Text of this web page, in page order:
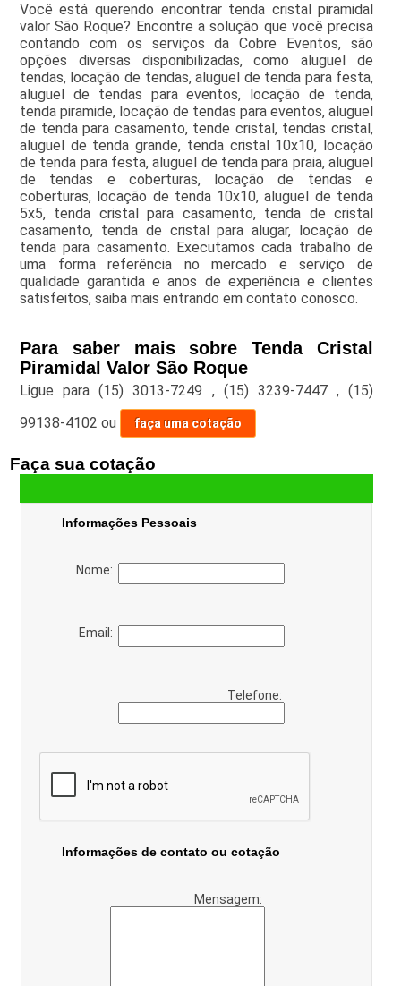
Você está querendo encontrar tenda cristal piramidal
valor São Roque? Encontre a solução que você precisa
contando com os serviços da Cobre Eventos, são
opções diversas disponibilizadas, como aluguel de
tendas, locação de tendas, aluguel de tenda para festa,
aluguel de tendas para eventos, locação de tenda,
tenda piramide, locação de tendas para eventos, aluguel
de tenda para casamento, tende cristal, tendas cristal,
aluguel de tenda grande, tenda cristal 10x10, locação
de tenda para festa, aluguel de tenda para praia, aluguel
de tendas e coberturas, locação de tendas e
coberturas, locação de tenda 10x10, aluguel de tenda
5x5, tenda cristal para casamento, tenda de cristal
casamento, tenda de cristal para alugar, locação de
tenda para casamento. Executamos cada trabalho de
uma forma referência no mercado e serviço de
qualidade garantida e anos de experiência e clientes
satisfeitos, saiba mais entrando em contato conosco.
Para saber mais sobre Tenda Cristal
Piramidal Valor São Roque
Ligue para(15) 3013-7249 , (15) 3239-7447 ,(15)
99138-4102 ou faça uma cotação
Faça sua cotação
Informações Pessoais
Nome:
Email:
Telefone:
Informações de contato ou cotação
Mensagem: